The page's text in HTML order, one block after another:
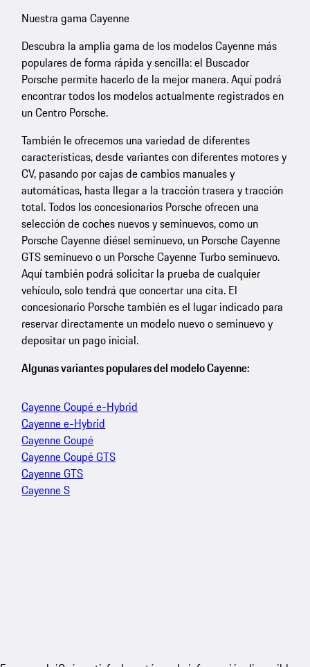
Nuestra gama Cayenne
Descubra la amplia gama de los modelos Cayenne más
populares de forma rápida y sencilla: el Buscador
Porsche permite hacerlo de la mejor manera. Aquí podrá
encontrar todos los modelos actualmente registrados en
un Centro Porsche.
También le ofrecemos una variedad de diferentes
características, desde variantes con diferentes motores y
CV, pasando por cajas de cambios manuales y
automáticas, hasta llegar a la tracción trasera y tracción
total. Todos los concesionarios Porsche ofrecen una
selección de coches nuevos y seminuevos, como un
Porsche Cayenne diésel seminuevo, un Porsche Cayenne
GTS seminuevo o un Porsche Cayenne Turbo seminuevo.
Aquí también podrá solicitar la prueba de cualquier
vehículo, solo tendrá que concertar una cita. El
concesionario Porsche también es el lugar indicado para
reservar directamente un modelo nuevo o seminuevo y
depositar un pago inicial.
Algunas variantes populares del modelo Cayenne:
Cayenne Coupé e-Hybrid
Cayenne e-Hybrid
Cayenne Coupé
Cayenne Coupé GTS
Cayenne GTS
Cayenne S